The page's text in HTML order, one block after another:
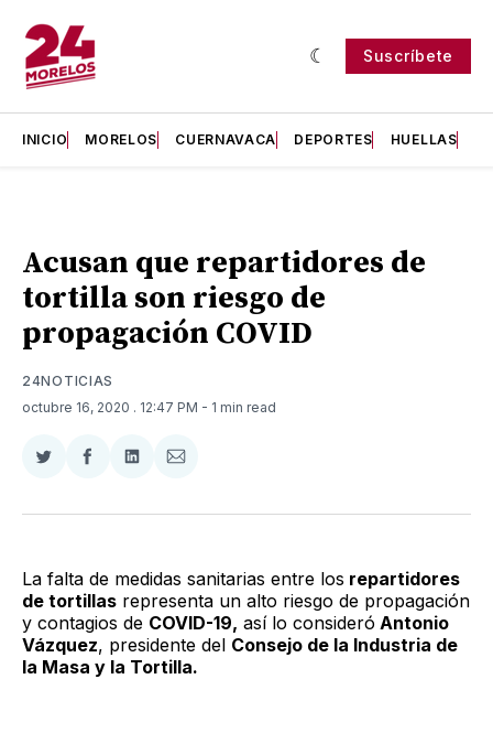
Suscríbete
INICIO MORELOS CUERNAVACA DEPORTES HUELLAS
Acusan que repartidores de
tortilla son riesgo de
propagación COVID
24NOTICIAS
octubre 16, 2020 . 12:47 PM - 1 min read
Compartir
Twitter
Compartir
Facebook
Compartir
LinkedIn
Compartir
Email
La falta de medidas sanitarias entre los repartidores
de tortillas representa un alto riesgo de propagación
y contagios de COVID-19, así lo consideró Antonio
Vázquez, presidente del Consejo de la Industria de
la Masa y la Tortilla.